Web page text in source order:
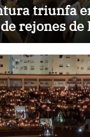
triunfa
rejones de